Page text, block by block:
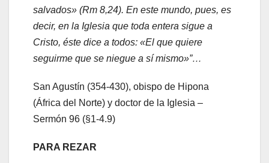
salvados» (Rm 8,24). En este mundo, pues, es
decir, en la Iglesia que toda entera sigue a
Cristo, éste dice a todos: «El que quiere
seguirme que se niegue a sí mismo»”…
San Agustín (354-430), obispo de Hipona
(África del Norte) y doctor de la Iglesia –
Sermón 96 (§1-4.9)
PARA REZAR